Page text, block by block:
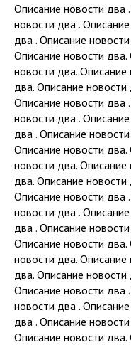
Описание новости два
новости два .
два . Описание
Описание новости
новости два.
два. Описание
Описание новости два
новости два .
два . Описание
Описание новости
новости два.
два. Описание
Описание новости два
новости два .
два . Описание
Описание новости
новости два.
два. Описание
Описание новости два
новости два .
два . Описание
Описание новости